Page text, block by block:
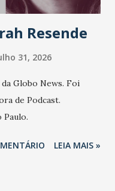
Resende
31, 2026
Globo News. Foi
de Podcast.
Paulo.
LEIA MAIS »